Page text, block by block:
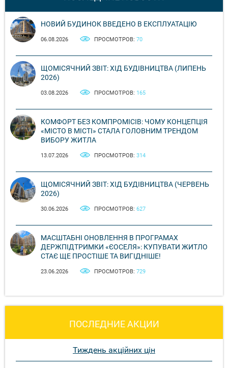
НОВИЙ БУДИНОК ВВЕДЕНО В ЕКСПЛУАТАЦІЮ
06.08.2026 ПРОСМОТРОВ: 70
ЩОМІСЯЧНИЙ ЗВІТ: ХІД БУДІВНИЦТВА (ЛИПЕНЬ
2026)
03.08.2026 ПРОСМОТРОВ: 165
КОМФОРТ БЕЗ КОМПРОМІСІВ: ЧОМУ КОНЦЕПЦІЯ
«МІСТО В МІСТІ» СТАЛА ГОЛОВНИМ ТРЕНДОМ
ВИБОРУ ЖИТЛА
13.07.2026 ПРОСМОТРОВ: 314
ЩОМІСЯЧНИЙ ЗВІТ: ХІД БУДІВНИЦТВА (ЧЕРВЕНЬ
2026)
30.06.2026 ПРОСМОТРОВ: 627
МАСШТАБНІ ОНОВЛЕННЯ В ПРОГРАМАХ
ДЕРЖПІДТРИМКИ «ЄОСЕЛЯ»: КУПУВАТИ ЖИТЛО
СТАЄ ЩЕ ПРОСТІШЕ ТА ВИГІДНІШЕ!
23.06.2026 ПРОСМОТРОВ: 729
ПОСЛЕДНИЕ АКЦИИ
Тиждень акційних цін